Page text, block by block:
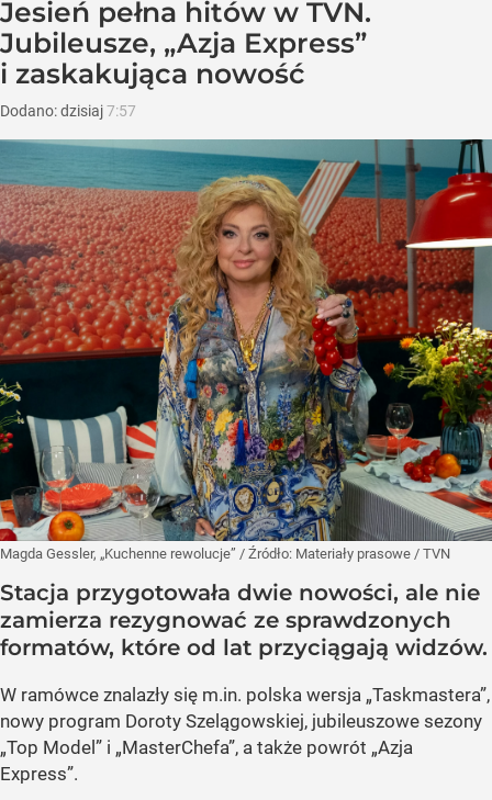
Jesień pełna hitów w TVN.
Jubileusze, „Azja Express”
i zaskakująca nowość
Dodano:dzisiaj7:57
Magda Gessler, „Kuchenne rewolucje” / Źródło: Materiały prasowe / TVN
Stacja przygotowała dwie nowości, ale nie
zamierza rezygnować ze sprawdzonych
formatów, które od lat przyciągają widzów.
W ramówce znalazły się m.in. polska wersja „Taskmastera”,
nowy program Doroty Szelągowskiej, jubileuszowe sezony
„Top Model” i „MasterChefa”, a także powrót „Azja
Express”.